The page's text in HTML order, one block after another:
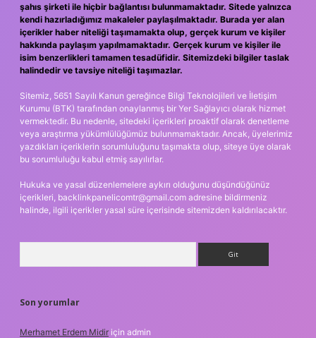
şahıs şirketi ile hiçbir bağlantısı bulunmamaktadır. Sitede yalnızca
kendi hazırladığımız makaleler paylaşılmaktadır. Burada yer alan
içerikler haber niteliği taşımamakta olup, gerçek kurum ve kişiler
hakkında paylaşım yapılmamaktadır. Gerçek kurum ve kişiler ile
isim benzerlikleri tamamen tesadüfidir. Sitemizdeki bilgiler taslak
halindedir ve tavsiye niteliği taşımazlar.
Sitemiz, 5651 Sayılı Kanun gereğince Bilgi Teknolojileri ve İletişim
Kurumu (BTK) tarafından onaylanmış bir Yer Sağlayıcı olarak hizmet
vermektedir. Bu nedenle, sitedeki içerikleri proaktif olarak denetleme
veya araştırma yükümlülüğümüz bulunmamaktadır. Ancak, üyelerimiz
yazdıkları içeriklerin sorumluluğunu taşımakta olup, siteye üye olarak
bu sorumluluğu kabul etmiş sayılırlar.
Hukuka ve yasal düzenlemelere aykırı olduğunu düşündüğünüz
içerikleri, backlinkpanelicomtr@gmail.com adresine bildirmeniz
halinde, ilgili içerikler yasal süre içerisinde sitemizden kaldırılacaktır.
Son yorumlar
Merhamet Erdem Midir için admin